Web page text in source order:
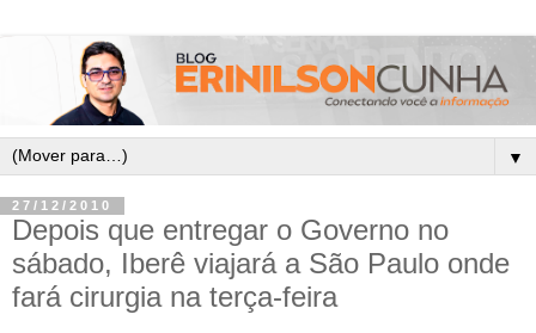
▼
27/12/2010
Depois que entregar o Governo no
sábado, Iberê viajará a São Paulo onde
fará cirurgia na terça-feira